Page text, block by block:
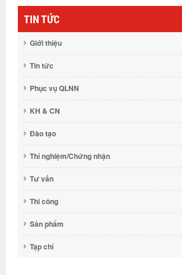
TIN TỨC
Giới thiệu
Tin tức
Phục vụ QLNN
KH & CN
Đào tạo
Thí nghiệm/Chứng nhận
Tư vấn
Thi công
Sản phẩm
Tạp chí